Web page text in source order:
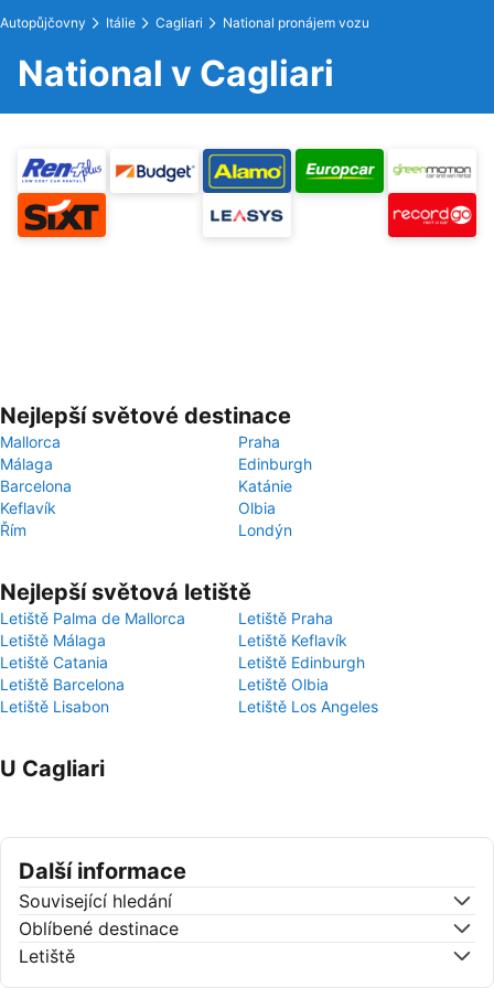
Autopůjčovny Itálie Cagliari National pronájem vozu
National v Cagliari
Nejlepší světové destinace
Mallorca
Praha
Málaga
Edinburgh
Barcelona
Katánie
Keflavík
Olbia
Řím
Londýn
Nejlepší světová letiště
Letiště Palma de Mallorca
Letiště Praha
Letiště Málaga
Letiště Keflavík
Letiště Catania
Letiště Edinburgh
Letiště Barcelona
Letiště Olbia
Letiště Lisabon
Letiště Los Angeles
U Cagliari
Další informace
Související hledání
Oblíbené destinace
Letiště